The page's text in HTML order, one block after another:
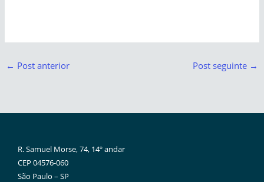
← Post anterior Post seguinte →
R. Samuel Morse, 74, 14º andar
CEP 04576-060
São Paulo – SP